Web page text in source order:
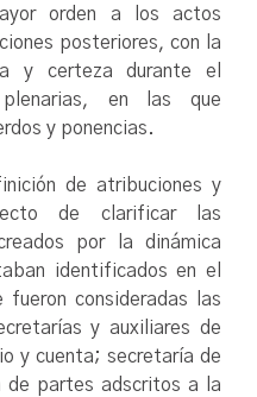
orden a los actos
posteriores, con la
y certeza durante el
en las que
y ponencias.
de atribuciones y
de clarificar las
por la dinámica
identificados en el
consideradas las
y auxiliares de
y cuenta; secretaría de
de partes adscritos a la